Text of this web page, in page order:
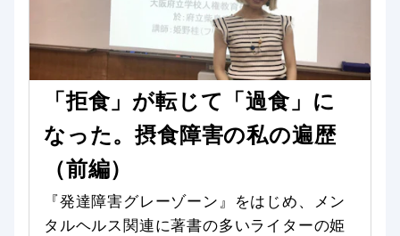
「拒食」が転じて「過食」に
なった。摂食障害の私の遍歴
（前編）
『発達障害グレーゾーン』をはじめ、メン
タルヘルス関連に著書の多いライターの姫